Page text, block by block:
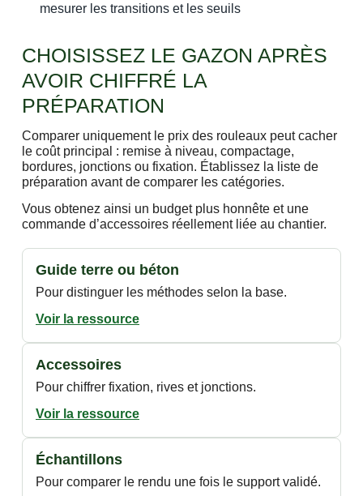
mesurer les transitions et les seuils
CHOISISSEZ LE GAZON APRÈS
AVOIR CHIFFRÉ LA
PRÉPARATION
Comparer uniquement le prix des rouleaux peut cacher
le coût principal : remise à niveau, compactage,
bordures, jonctions ou fixation. Établissez la liste de
préparation avant de comparer les catégories.
Vous obtenez ainsi un budget plus honnête et une
commande d’accessoires réellement liée au chantier.
Guide terre ou béton
Pour distinguer les méthodes selon la base.
Voir la ressource
Accessoires
Pour chiffrer fixation, rives et jonctions.
Voir la ressource
Échantillons
Pour comparer le rendu une fois le support validé.